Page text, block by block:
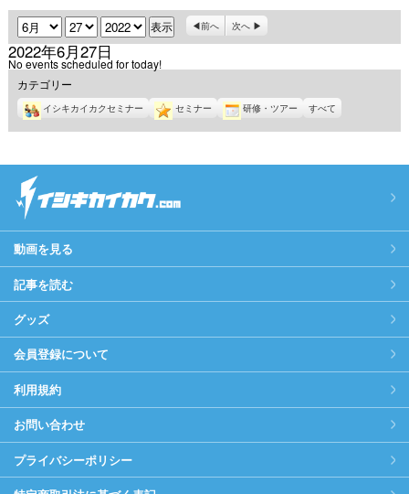
月 日 年 前へ 次へ
2022年6月27日
No events scheduled for today!
カテゴリー
イシキカイカクセミナー セミナー 研修・ツアー すべて
動画を見る
記事を読む
グッズ
会員登録について
利用規約
お問い合わせ
プライバシーポリシー